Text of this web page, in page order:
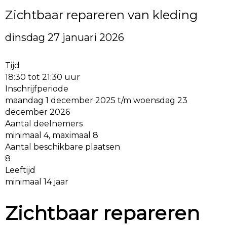
Zichtbaar repareren van kleding
dinsdag 27 januari 2026
Tijd
18:30 tot 21:30 uur
Inschrijfperiode
maandag 1 december 2025 t/m woensdag 23
december 2026
Aantal deelnemers
minimaal 4, maximaal 8
Aantal beschikbare plaatsen
8
Leeftijd
minimaal 14 jaar
Zichtbaar repareren